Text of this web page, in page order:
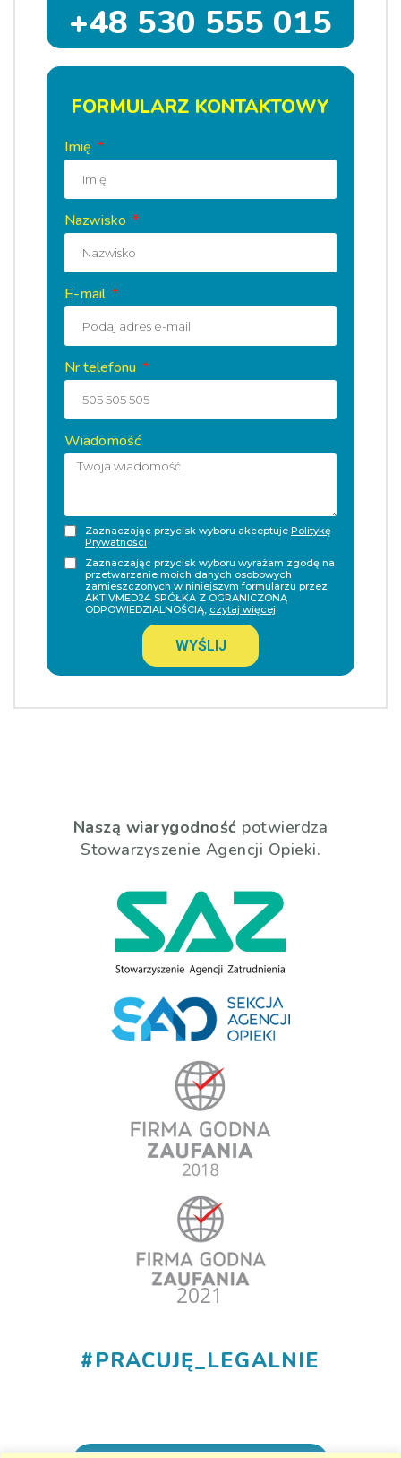
+48 530 555 015
FORMULARZ KONTAKTOWY
Imię
Nazwisko
E-mail
Nr telefonu
Wiadomość
Zaznaczając przycisk wyboru akceptuje Politykę
Prywatności
Zaznaczając przycisk wyboru wyrażam zgodę na
przetwarzanie moich danych osobowych
zamieszczonych w niniejszym formularzu przez
AKTIVMED24 SPÓŁKA Z OGRANICZONĄ
ODPOWIEDZIALNOŚCIĄ, czytaj więcej
WYŚLIJ
Naszą wiarygodność potwierdza
Stowarzyszenie Agencji Opieki.
#PRACUJĘ_LEGALNIE